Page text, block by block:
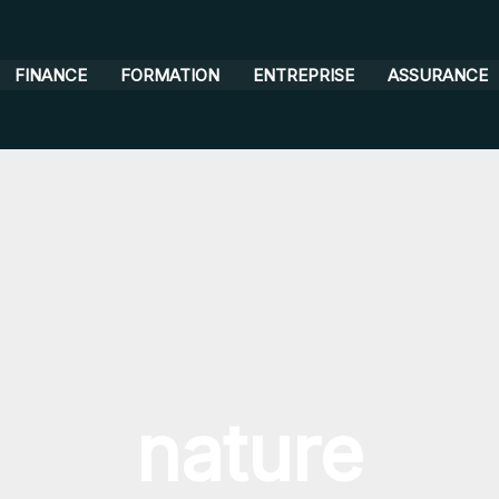
FINANCE FORMATION ENTREPRISE ASSURANCE